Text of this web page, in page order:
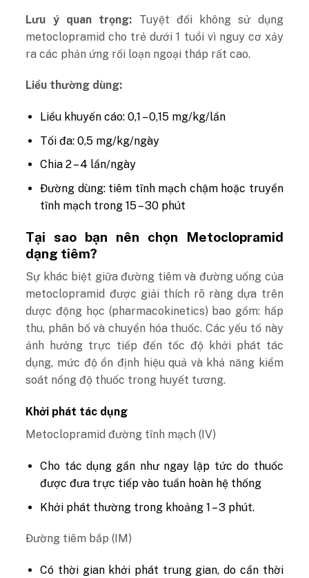
Lưu ý quan trọng: Tuyệt đối không sử dụng
metoclopramid cho trẻ dưới 1 tuổi vì nguy cơ xảy
ra các phản ứng rối loạn ngoại tháp rất cao.
Liều thường dùng:
Liều khuyến cáo: 0,1 – 0,15 mg/kg/lần
Tối đa: 0,5 mg/kg/ngày
Chia 2 – 4 lần/ngày
Đường dùng: tiêm tĩnh mạch chậm hoặc truyền
tĩnh mạch trong 15 – 30 phút
Tại sao bạn nên chọn Metoclopramid
dạng tiêm?
Sự khác biệt giữa đường tiêm và đường uống của
metoclopramid được giải thích rõ ràng dựa trên
dược động học (pharmacokinetics) bao gồm: hấp
thu, phân bố và chuyển hóa thuốc. Các yếu tố này
ảnh hưởng trực tiếp đến tốc độ khởi phát tác
dụng, mức độ ổn định hiệu quả và khả năng kiểm
soát nồng độ thuốc trong huyết tương.
Khởi phát tác dụng
Metoclopramid đường tĩnh mạch (IV)
Cho tác dụng gần như ngay lập tức do thuốc
được đưa trực tiếp vào tuần hoàn hệ thống
Khởi phát thường trong khoảng 1 – 3 phút.
Đường tiêm bắp (IM)
Có thời gian khởi phát trung gian, do cần thời